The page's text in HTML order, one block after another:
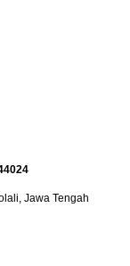
Jawa Tengah